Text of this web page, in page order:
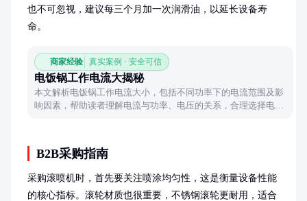
也不可忽视，建议每三个月加一次润滑油，以延长设备寿
命。
商家经验 真实案例 · 安全可信
电饭锅工作电流大揭秘
本文解析电饭锅工作电流大小，包括不同功率下的电流范围及影
响因素，帮助读者理解电流与功率、电压的关系，合理选择电饭
B2B采购指南
采购滚喷机时，首先要关注喷涂均匀性，这是衡量设备性能
的核心指标。滚轮材质也很重要，不锈钢滚轮更耐用，适合